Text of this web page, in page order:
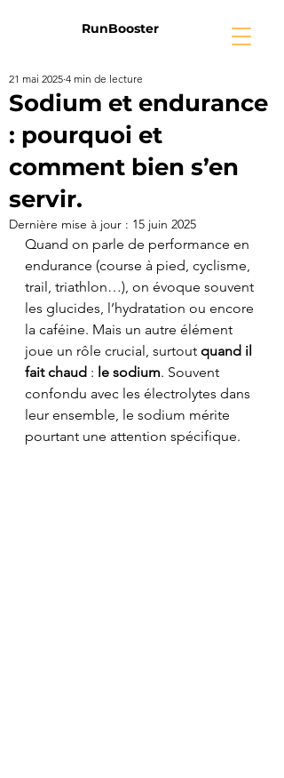
RunBooster
Sodium et endurance
: pourquoi et
comment bien s’en
servir.
21 mai 2025 4 min de lecture
Dernière mise à jour : 15 juin 2025
Quand on parle de performance en
endurance (course à pied, cyclisme,
trail, triathlon…), on évoque souvent
les glucides, l’hydratation ou encore
la caféine. Mais un autre élément
joue un rôle crucial, surtout quand il
fait chaud : le sodium. Souvent
confondu avec les électrolytes dans
leur ensemble, le sodium mérite
pourtant une attention spécifique.